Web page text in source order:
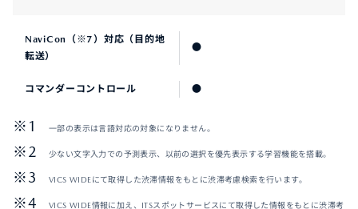
NaviCon（※7）対応（目的地
転送）
●
コマンダーコントロール ●
一部の表示は言語対応の対象になりません。
少ない文字入力での予測表示、以前の選択を優先表示する学習機能を搭載。
VICS WIDEにて取得した渋滞情報をもとに渋滞考慮検索を行います。
VICS WIDE情報に加え、ITSスポットサービスにて取得した情報をもとに渋滞考